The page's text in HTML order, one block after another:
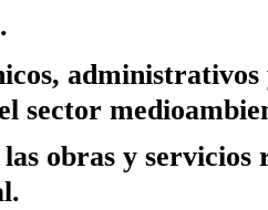
administrativos
sector
obras y servicios